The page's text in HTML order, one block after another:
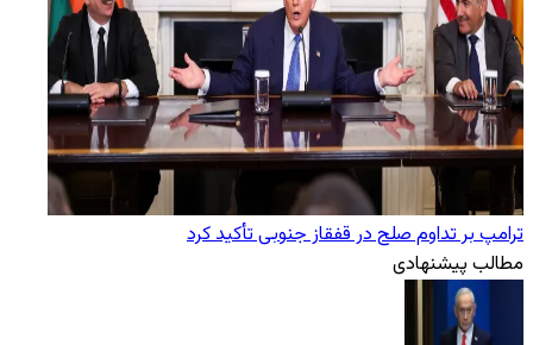
ترامپ بر تداوم صلح در قفقاز جنوبی تأکید کرد
مطالب پیشنهادی